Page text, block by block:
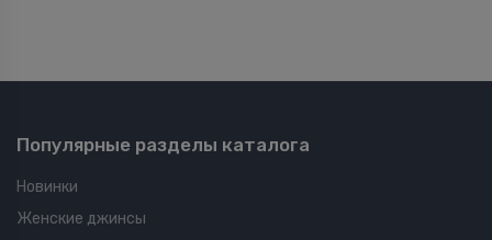
Популярные разделы каталога
Новинки
Женские джинсы